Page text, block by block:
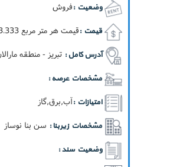
وضعیت :فروش
قیمت :قيمت هر متر مربع 133.333ميليون تومان قيمت کل 4ميليارد تومان
آدرس کامل : تبریز - منطقه
مشخصات عرصه :
امتیازات :آب,برق,گاز
مشخصات زیربنا : سن بنا نوساز
وضعیت سند :